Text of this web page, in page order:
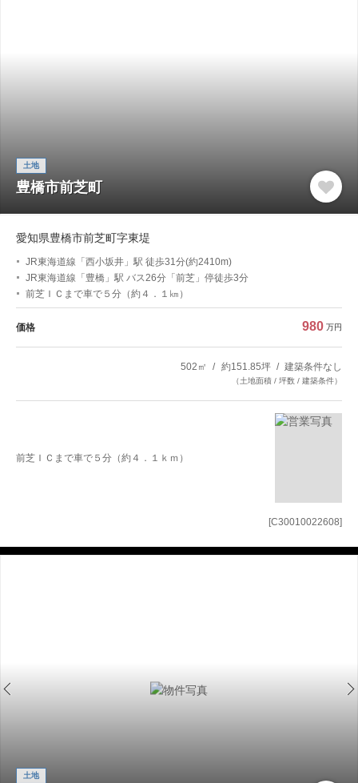
[C30010022608]
土地
豊橋市前芝町
愛知県豊橋市前芝町字東堤
JR東海道線「西小坂井」駅 徒歩31分(約2410m)
JR東海道線「豊橋」駅 バス26分「前芝」停徒歩3分
前芝ＩＣまで車で５分（約４．１㎞）
価格 980 万円
502㎡ 約151.85坪 建築条件なし
（土地面積 / 坪数 / 建築条件）
前芝ＩＣまで車で５分（約４．１ｋｍ）
土地